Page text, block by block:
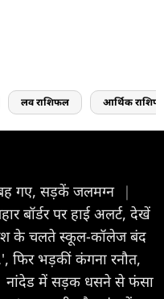
लव राशिफल आर्थिक
बह गए, सड़कें जलमग्न |
बॉर्डर पर हाई अलर्ट, देखें
के चलते स्कूल-कॉलेज बंद
फिर भड़कीं कंगना रनौत,
नांदेड में सड़क धसने से फंसा